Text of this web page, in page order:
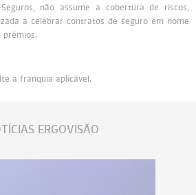
não assume a cobertura de riscos,
a celebrar contratos de seguro em nome
prémios.
a franquia aplicável.
ERGOVISÃO